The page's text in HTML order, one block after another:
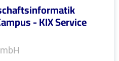
- KIX Service